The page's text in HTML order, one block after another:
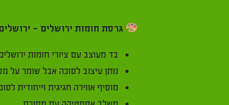
מצנח
מצוייר
חלקי
היקפי
ירושלים
לסוכה
גרסת חומות ירושלים - ירושלים
בד מעוצב עם ציורי חומות
נותן עיצוב לסוכה אבל שומר על
מוסיף אווירה חגיגית וייחודית